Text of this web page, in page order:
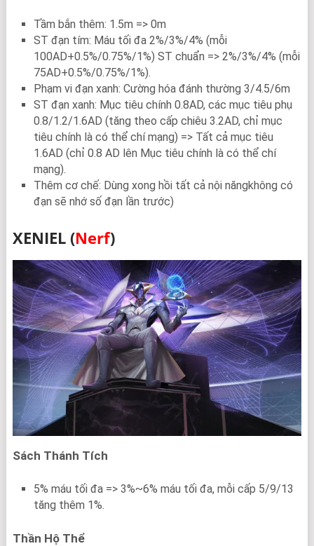
Tầm bắn thêm: 1.5m => 0m
ST đạn tím: Máu tối đa 2%/3%/4% (mỗi
100AD+0.5%/0.75%/1%) ST chuẩn => 2%/3%/4% (mỗi
75AD+0.5%/0.75%/1%).
Phạm vi đạn xanh: Cường hóa đánh thường 3/4.5/6m
ST đạn xanh: Mục tiêu chính 0.8AD, các mục tiêu phụ
0.8/1.2/1.6AD (tăng theo cấp chiêu 3.2AD, chỉ mục
tiêu chính là có thể chí mạng) => Tất cả mục tiêu
1.6AD (chỉ 0.8 AD lên Mục tiêu chính là có thể chí
mạng).
Thêm cơ chế: Dùng xong hồi tất cả nội năngkhông có
đạn sẽ nhớ số đạn lần trước)
XENIEL (Nerf)
Sách Thánh Tích
5% máu tối đa => 3%~6% máu tối đa, mỗi cấp 5/9/13
tăng thêm 1%.
Thần Hộ Thể